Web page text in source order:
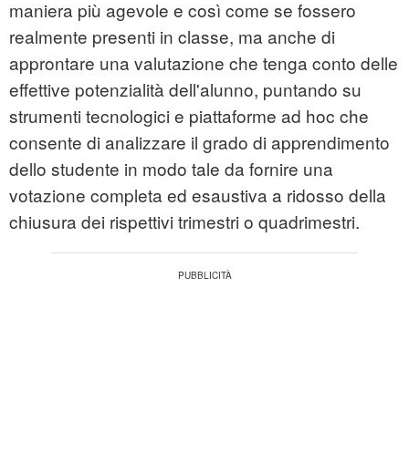
maniera più agevole e così come se fossero
realmente presenti in classe, ma anche di
approntare una valutazione che tenga conto delle
effettive potenzialità dell'alunno, puntando su
strumenti tecnologici e piattaforme ad hoc che
consente di analizzare il grado di apprendimento
dello studente in modo tale da fornire una
votazione completa ed esaustiva a ridosso della
chiusura dei rispettivi trimestri o quadrimestri.